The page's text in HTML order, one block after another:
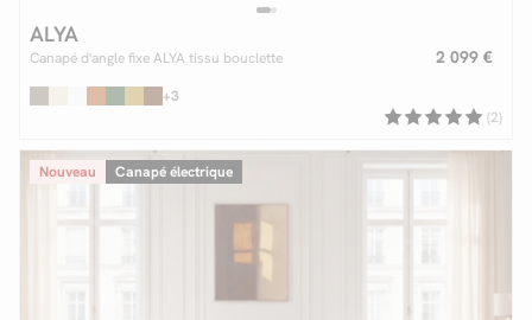
ALYA
Canapé d'angle fixe ALYA tissu bouclette 2 099 €
+3
(2)
Nouveau Canapé électrique